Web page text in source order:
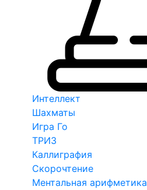
Интеллект
Шахматы
Игра Го
ТРИЗ
Каллиграфия
Скорочтение
Ментальная арифметика